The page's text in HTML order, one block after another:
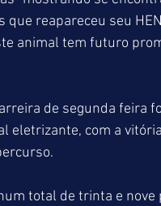
que reapareceu seu
animal tem futuro
de segunda feira
com a vitória
total de trinta e nove